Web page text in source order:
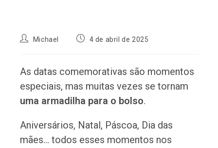
AutorMichael
Post4 de abril de 2025
As datas comemorativas são momentos
especiais, mas muitas vezes se tornam
uma armadilha para o bolso.
Aniversários, Natal, Páscoa, Dia das
mães… todos esses momentos nos